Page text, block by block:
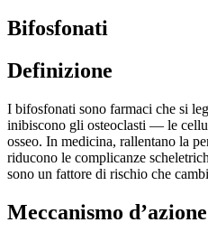
Bifosfonati
Definizione
I bifosfonati sono farmaci che si
inibiscono gli osteoclasti — le
osseo. In medicina, rallentano la
riducono le complicanze
sono un fattore di rischio che
Meccanismo d’azione